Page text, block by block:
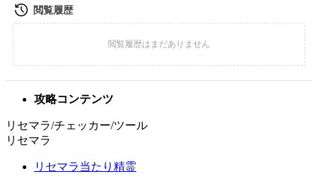
攻略コンテンツ
リセマラ/チェッカー/ツール
リセマラ
リセマラ当たり精霊